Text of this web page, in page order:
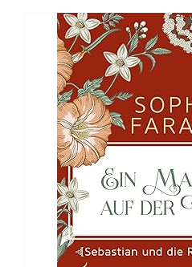
Sophie Berg
Sophia Rauchberg
Dr. Rauchberger
Bücher-Shop
WooCommerce Warenkorb